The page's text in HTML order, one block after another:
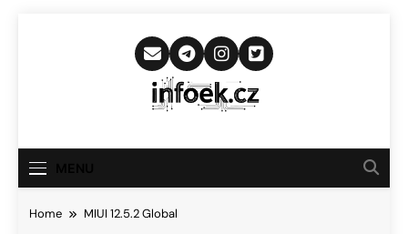
Infoek.cz
Novinkám
Home MIUI 12.5.2 Global